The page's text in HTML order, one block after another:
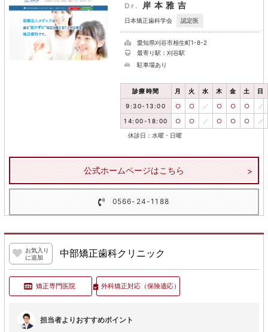
Dr. 岸本雅吉
日本矯正歯科学会 認定医
愛知県刈谷市相生町1-8-2
最寄り駅：刈谷駅
駐車場あり
診療時間 月 火 水 木 金 土 日
9:30-13:00 ○ ○ ／ ○ ○ ○ ／
14:00-18:00 ○ ○ ／ ○ ○ ○ ／
休診日：水曜・日曜
公式ホームページはこちら
0566-24-1188
お気入り
に追加
中部矯正歯科クリニック
矯正専門医院 外科矯正対応（保険適応）
担当者よりおすすめポイント